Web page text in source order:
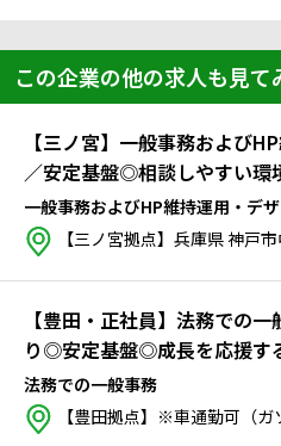
この企業の他の求人も見て
【三ノ宮】一般事務および
／安定基盤◎相談しやすい環
一般事務およびHP維持運用・デ
【三ノ宮拠点】兵庫県 神戸市中央区 磯上通
【豊田・正社員】法務での
り◎安定基盤◎成長を応援す
んか？
法務での一般事務
【豊田拠点】※車通勤可（ガソリン